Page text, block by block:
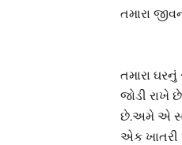
તમારા
તમારા
જોડી
છે.અમે એ
એક ખાતરી